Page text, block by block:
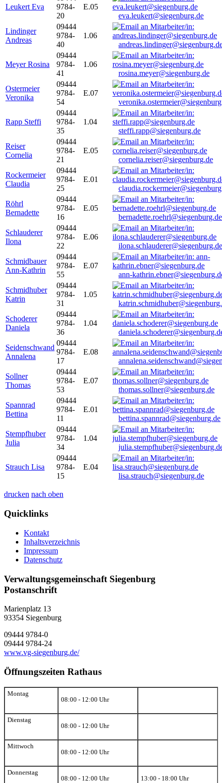
Leukert Eva
9784-
20
E.05
eva.leukert@siegenburg.de
Lindinger
Andreas
09444
9784-
40
1.06
Meyer Rosina
09444
9784-
41
1.06
rosina.meyer@siegenburg.de
Ostermeier
Veronika
09444
9784-
54
E.07
Rapp Steffi
09444
9784-
35
1.04
steffi.rapp@siegenburg.de
Reiser
Cornelia
09444
9784-
21
E.05
cornelia.reiser@siegenburg.de
Rockermeier
Claudia
09444
9784-
25
E.01
Röhrl
Bernadette
09444
9784-
16
E.05
bernadette.roehrl@siegenburg.de
Schlauderer
Ilona
09444
9784-
22
E.06
ilona.schlauderer@siegenburg.de
Schmidbauer
Ann-Kathrin
09444
9784-
55
E.07
ann-
Schmidhuber
Katrin
09444
9784-
31
1.05
Schoderer
Daniela
09444
9784-
36
1.04
Seidenschwand
Annalena
09444
9784-
17
E.08
Sollner
Thomas
09444
9784-
53
E.07
thomas.sollner@siegenburg.de
Spannrad
Bettina
09444
9784-
11
E.01
bettina.spannrad@siegenburg.de
Stempfhuber
Julia
09444
9784-
34
1.04
Strauch Lisa
09444
9784-
15
E.04
lisa.strauch@siegenburg.de
drucken nach oben
Quicklinks
Kontakt
Inhaltsverzeichnis
Impressum
Datenschutz
Verwaltungsgemeinschaft Siegenburg
Postanschrift
Marienplatz 13
93354 Siegenburg
09444 9784-0
09444 9784-24
www.vg-siegenburg.de/
Öffnungszeiten Rathaus
Montag
08:00 - 12:00 Uhr
Dienstag
08:00 - 12:00 Uhr
Mittwoch
08:00 - 12:00 Uhr
Donnerstag
08:00 - 12:00 Uhr
13:00 - 18:00 Uhr